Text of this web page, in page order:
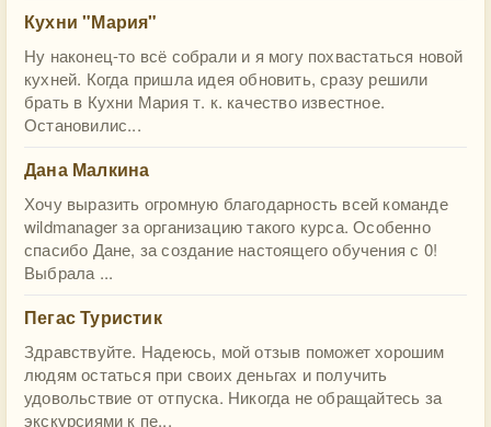
Кухни "Мария"
Ну наконец-то всё собрали и я могу похвастаться новой
кухней. Когда пришла идея обновить, сразу решили
брать в Кухни Мария т. к. качество известное.
Остановилис...
Дана Малкина
Хочу выразить огромную благодарность всей команде
wildmanager за организацию такого курса. Особенно
спасибо Дане, за создание настоящего обучения с 0!
Выбрала ...
Пегас Туристик
Здравствуйте. Надеюсь, мой отзыв поможет хорошим
людям остаться при своих деньгах и получить
удовольствие от отпуска. Никогда не обращайтесь за
экскурсиями к пе...